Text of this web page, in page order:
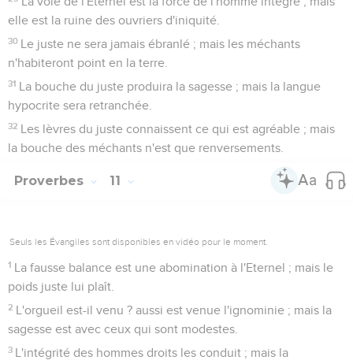
elle est la ruine des ouvriers d'iniquité.
30 Le juste ne sera jamais ébranlé ; mais les méchants
n'habiteront point en la terre.
31 La bouche du juste produira la sagesse ; mais la langue
hypocrite sera retranchée.
32 Les lèvres du juste connaissent ce qui est agréable ; mais
la bouche des méchants n'est que renversements.
Proverbes 11
Seuls les Évangiles sont disponibles en vidéo pour le moment.
1 La fausse balance est une abomination à l'Eternel ; mais le
poids juste lui plaît.
2 L'orgueil est-il venu ? aussi est venue l'ignominie ; mais la
sagesse est avec ceux qui sont modestes.
3 L'intégrité des hommes droits les conduit ; mais la